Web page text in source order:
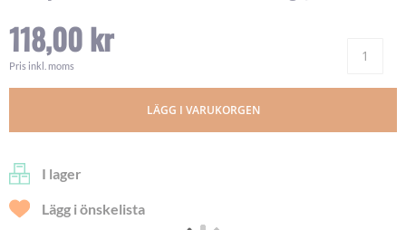
118,00 kr
Pris inkl. moms
LÄGG I VARUKORGEN
I lager
Lägg i önskelista
of
images